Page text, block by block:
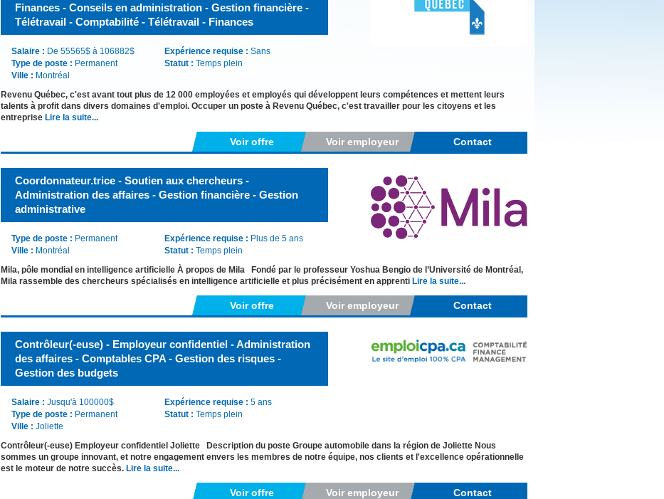
Finances - Conseils en administration - Gestion financière -
Télétravail - Comptabilité - Télétravail - Finances
Salaire : De 55565$ à 106882$
Type de poste : Permanent
Ville : Montréal
Expérience requise : Sans
Statut : Temps plein
Revenu Québec, c'est avant tout plus de 12 000 employées et employés qui développent leurs compétences et mettent leurs
talents à profit dans divers domaines d'emploi. Occuper un poste à Revenu Québec, c'est travailler pour les citoyens et les
entreprise Lire la suite...
Voir offre Voir employeur Contact
Coordonnateur.trice - Soutien aux chercheurs -
Administration des affaires - Gestion financière - Gestion
administrative
Type de poste : Permanent
Ville : Montréal
Expérience requise : Plus de 5 ans
Statut : Temps plein
Mila, pôle mondial en intelligence artificielle À propos de Mila Fondé par le professeur Yoshua Bengio de l’Université de Montréal,
Mila rassemble des chercheurs spécialisés en intelligence artificielle et plus précisément en apprenti Lire la suite...
Voir offre Voir employeur Contact
Contrôleur(-euse) - Employeur confidentiel - Administration
des affaires - Comptables CPA - Gestion des risques -
Gestion des budgets
Salaire : Jusqu'à 100000$
Type de poste : Permanent
Ville : Joliette
Expérience requise : 5 ans
Statut : Temps plein
Contrôleur(-euse) Employeur confidentiel Joliette Description du poste Groupe automobile dans la région de Joliette Nous
sommes un groupe innovant, et notre engagement envers les membres de notre équipe, nos clients et l'excellence opérationnelle
est le moteur de notre succès. Lire la suite...
Voir offre Voir employeur Contact